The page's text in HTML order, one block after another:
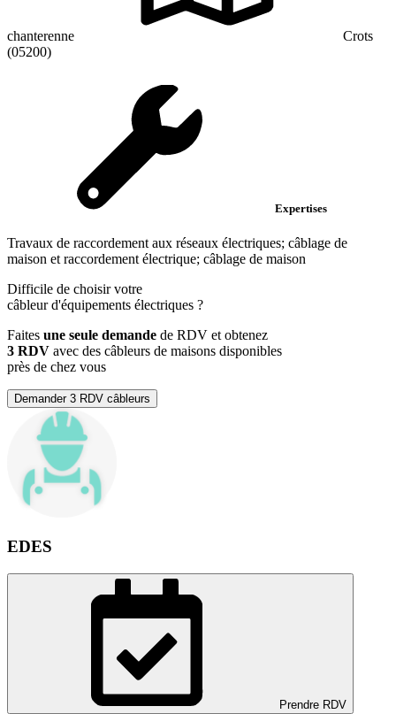
chanterenne
Crots
(05200)
Expertises
Travaux de raccordement aux réseaux électriques; câblage de
maison et raccordement électrique; câblage de maison
Difficile de choisir votre
câbleur d'équipements électriques ?
Faites une seule demande de RDV et obtenez
3 RDV avec des câbleurs de maisons disponibles
près de chez vous
Demander 3 RDV câbleurs
EDES
Prendre RDV